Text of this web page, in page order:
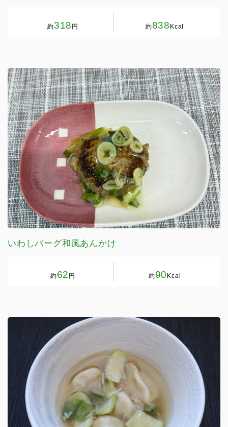
約318 円 約838 Kcal
いわしバーグ和風あんかけ
約62 円 約90 Kcal